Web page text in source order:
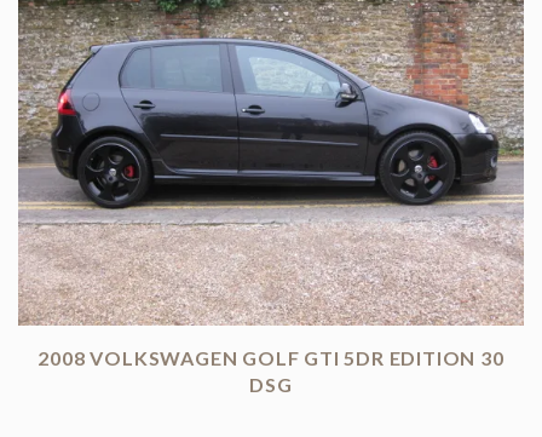
2008 VOLKSWAGEN GOLF GTI 5DR EDITION 30
DSG